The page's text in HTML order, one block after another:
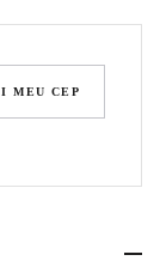
MEU CEP